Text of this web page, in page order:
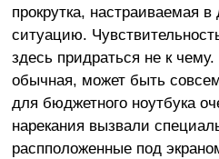
прокрутка, настраиваемая
ситуацию.
здесь придраться не к
обычная, может быть
для бюджетного ноутбука
нарекания вызвали
распположенные под